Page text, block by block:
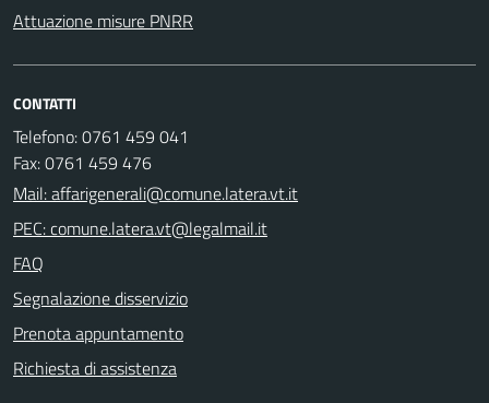
Attuazione misure PNRR
CONTATTI
Telefono: 0761 459 041
Fax: 0761 459 476
Mail: affarigenerali@comune.latera.vt.it
PEC: comune.latera.vt@legalmail.it
FAQ
Segnalazione disservizio
Prenota appuntamento
Richiesta di assistenza